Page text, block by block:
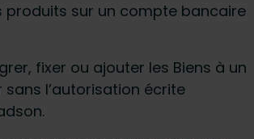
produits sur un compte bancaire
fixer ou ajouter les Biens à un
l’autorisation écrite